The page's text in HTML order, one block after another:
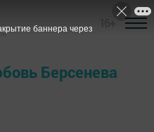
Берсенева
баннера через